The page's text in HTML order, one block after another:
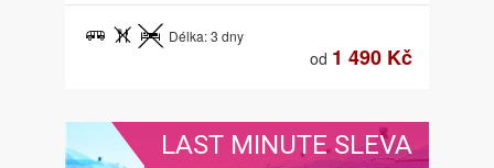
Délka: 3 dny
od 1 490 Kč
LAST MINUTE SLEVA